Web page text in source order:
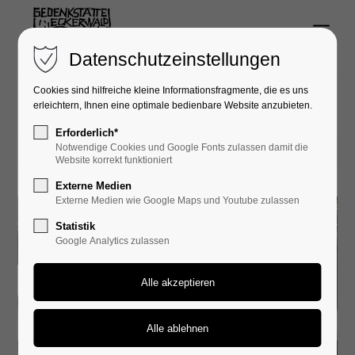
Login
Passwort
Anmelden
Lost your password?
Menu
09.05.2024 10:15
Datenschutzeinstellungen
Cookies sind hilfreiche kleine Informationsfragmente, die es uns
erleichtern, Ihnen eine optimale bedienbare Website anzubieten.
Erforderlich*
Notwendige Cookies und Google Fonts zulassen damit die
Website korrekt funktioniert
Externe Medien
Externe Medien wie Google Maps und Youtube zulassen
Statistik
Google Analytics zulassen